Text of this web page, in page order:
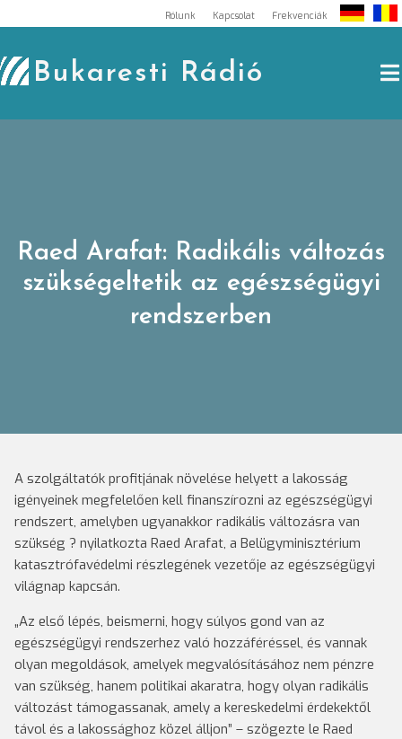
to
content
Rólunk Kapcsolat Frekvenciák
Bukaresti Rádió
Raed Arafat: Radikális változás
szükségeltetik az egészségügyi
rendszerben
A szolgáltatók profitjának növelése helyett a lakosság
igényeinek megfelelően kell finanszírozni az egészségügyi
rendszert, amelyben ugyanakkor radikális változásra van
szükség ? nyilatkozta Raed Arafat, a Belügyminisztérium
katasztrófavédelmi részlegének vezetője az egészségügyi
világnap kapcsán.
„Az első lépés, beismerni, hogy súlyos gond van az
egészségügyi rendszerhez való hozzáféréssel, és vannak
olyan megoldások, amelyek megvalósításához nem pénzre
van szükség, hanem politikai akaratra, hogy olyan radikális
változást támogassanak, amely a kereskedelmi érdekektől
távol és a lakossághoz közel álljon” – szögezte le Raed